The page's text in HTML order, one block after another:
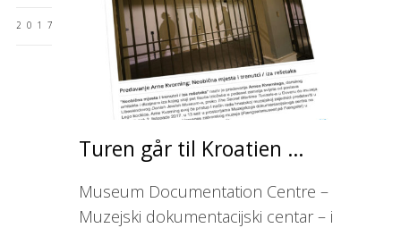
2017
Turen går til Kroatien …
Museum Documentation Centre –
Muzejski dokumentacijski centar – i